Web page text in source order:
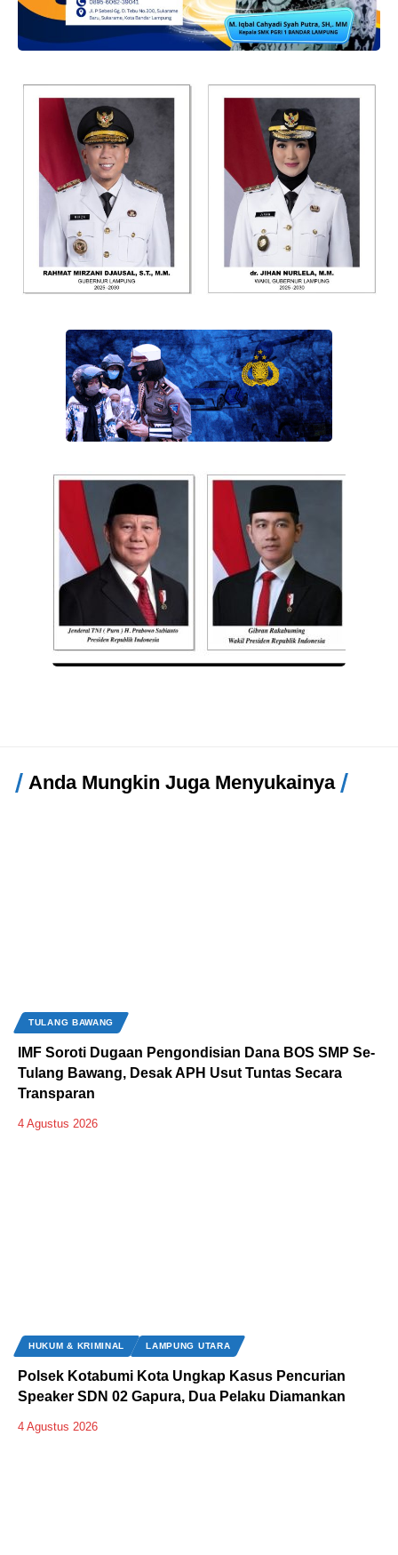
Anda Mungkin Juga Menyukainya
TULANG BAWANG
IMF Soroti Dugaan Pengondisian Dana BOS SMP Se-
Tulang Bawang, Desak APH Usut Tuntas Secara
Transparan
4 Agustus 2026
HUKUM & KRIMINAL LAMPUNG UTARA
Polsek Kotabumi Kota Ungkap Kasus Pencurian
Speaker SDN 02 Gapura, Dua Pelaku Diamankan
4 Agustus 2026